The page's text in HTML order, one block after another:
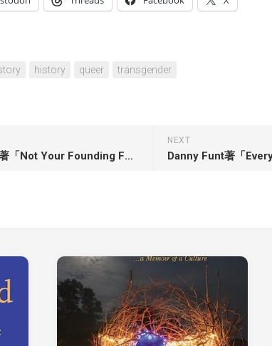
history queer transgender
NEXT
Nina Sankovitch著「Not Your Founding Father: How a Nonbinary Minister Became America’s Most Radical Revolutionary」